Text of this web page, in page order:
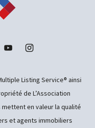
Listing Service® ainsi
de L’Association
mettent en valeur la qualité
et agents immobiliers